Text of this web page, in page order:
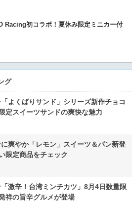
Racing初コラボ！夏休み限定ミニカー付
グ
よくばりサンド」シリーズ新作チョコ
定スイーツサンドの爽快な魅力
爽やか「レモン」スイーツ＆パン新登
限定商品をチェック
激辛！台湾ミンチカツ」8月4日数量限
祥の旨辛グルメが登場